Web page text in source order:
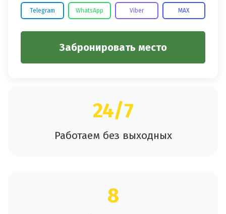
Telegram WhatsApp Viber MAX
Забронировать место
24/7
Работаем без выходных
8